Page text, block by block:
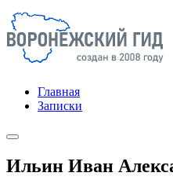
Главная
Записки
Ильин Иван